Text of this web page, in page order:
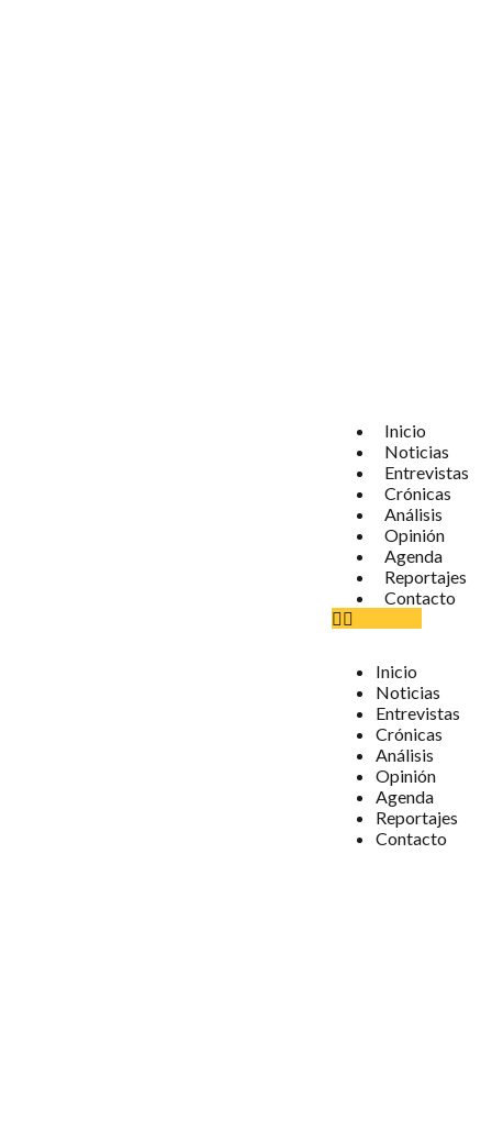
Inicio
Noticias
Entrevistas
Crónicas
Análisis
Opinión
Agenda
Reportajes
Contacto
Inicio
Noticias
Entrevistas
Crónicas
Análisis
Opinión
Agenda
Reportajes
Contacto